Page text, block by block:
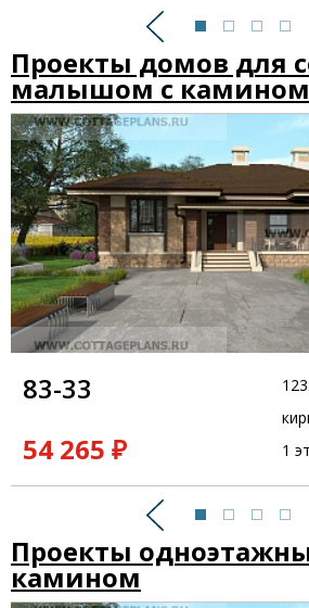
Предыдущий
Проекты домов для
малышом с камином
Предыдущий
83-33
54 265 ₽
1
Проекты
камином